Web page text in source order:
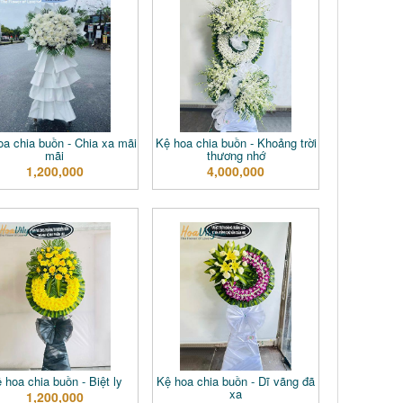
chia buồn - Chia xa mãi
mãi
1,200,000
Kệ hoa chia buồn - Khoảng trời
thương nhớ
4,000,000
hoa chia buồn - Biệt ly
1,200,000
Kệ hoa chia buồn - Dĩ vãng đã
xa